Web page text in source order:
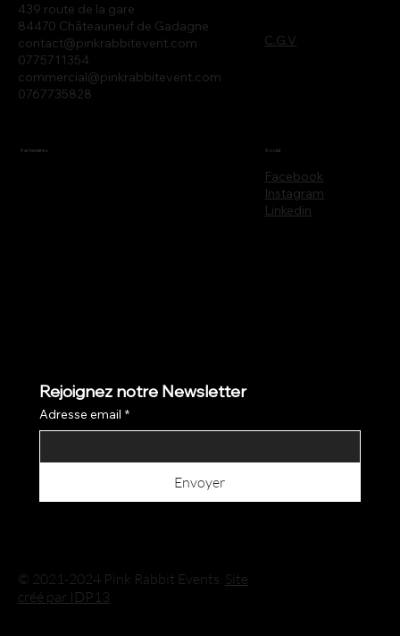
439 route de la gare
84470 Châteauneuf de Gadagne
contact@pinkrabbitevent.com
0775711354
commercial@pinkrabbitevent.com
0767735828
C.G.V
Partenaires
Facebook
Instagram
Linkedin
Social
Rejoignez notre Newsletter
Adresse email *
Envoyer
© 2021-2024 Pink Rabbit Events. Site
créé par IDP13